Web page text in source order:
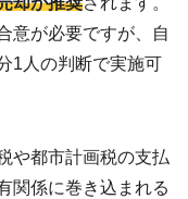
意が必要ですが、自
1人の判断で実施可
や都市計画税の支払
関係に巻き込まれる